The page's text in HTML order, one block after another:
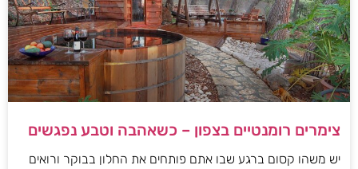
צימרים רומנטיים בצפון – כשאהבה וטבע נפגשים
יש משהו קסום ברגע שבו אתם פותחים את החלון בבוקר ורואים